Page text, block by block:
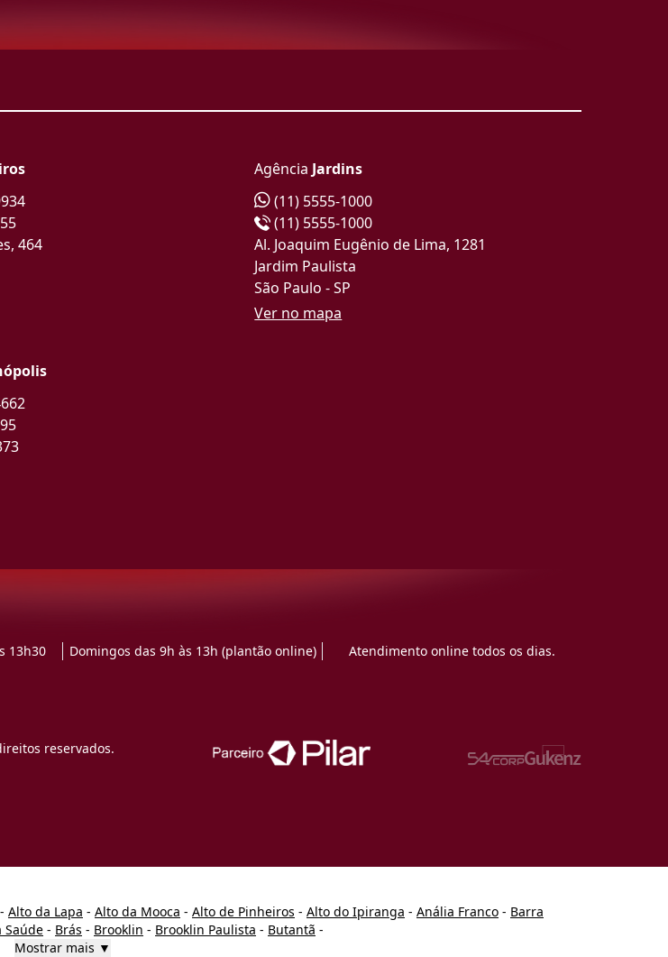
464
Agência Jardins
(11) 5555-1000
(11) 5555-1000
Al. Joaquim Eugênio de Lima, 1281
Jardim Paulista
São Paulo - SP
Ver no mapa
13h30 Domingos das 9h às 13h (plantão online) Atendimento online todos os dias.
reservados.
- Alto da Lapa - Alto da Mooca - Alto de Pinheiros - Alto do Ipiranga - Anália Franco - Barra
Saúde - Brás - Brooklin - Brooklin Paulista - Butantã -
Mostrar mais ▼